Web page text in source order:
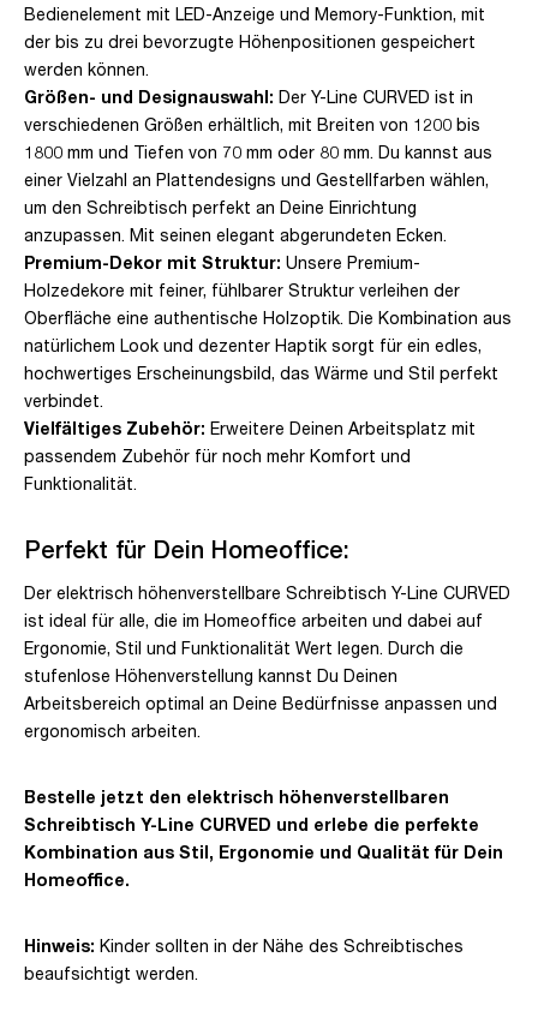
Bedienelement mit LED-Anzeige und Memory-Funktion, mit
der bis zu drei bevorzugte Höhenpositionen gespeichert
werden können.
Größen- und Designauswahl: Der Y-Line CURVED ist in
verschiedenen Größen erhältlich, mit Breiten von 1200 bis
1800 mm und Tiefen von 70 mm oder 80 mm. Du kannst aus
einer Vielzahl an Plattendesigns und Gestellfarben wählen,
um den Schreibtisch perfekt an Deine Einrichtung
anzupassen. Mit seinen elegant abgerundeten Ecken.
Premium-Dekor mit Struktur: Unsere Premium-
Holzedekore mit feiner, fühlbarer Struktur verleihen der
Oberfläche eine authentische Holzoptik. Die Kombination aus
natürlichem Look und dezenter Haptik sorgt für ein edles,
hochwertiges Erscheinungsbild, das Wärme und Stil perfekt
verbindet.
Vielfältiges Zubehör: Erweitere Deinen Arbeitsplatz mit
passendem Zubehör für noch mehr Komfort und
Funktionalität.
Perfekt für Dein Homeoffice:
Der elektrisch höhenverstellbare Schreibtisch Y-Line CURVED
ist ideal für alle, die im Homeoffice arbeiten und dabei auf
Ergonomie, Stil und Funktionalität Wert legen. Durch die
stufenlose Höhenverstellung kannst Du Deinen
Arbeitsbereich optimal an Deine Bedürfnisse anpassen und
ergonomisch arbeiten.
Bestelle jetzt den elektrisch höhenverstellbaren
Schreibtisch Y-Line CURVED und erlebe die perfekte
Kombination aus Stil, Ergonomie und Qualität für Dein
Homeoffice.
Hinweis: Kinder sollten in der Nähe des Schreibtisches
beaufsichtigt werden.